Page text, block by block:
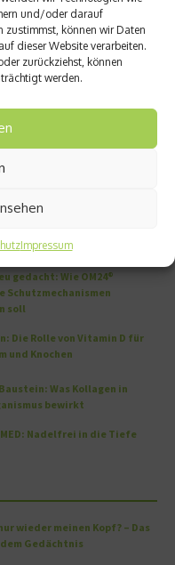
und/oder darauf
zustimmst, können wir Daten
dieser Website verarbeiten.
zurückziehst, können
werden.
Impressum
Erkältung in die Arbeit?
gedacht: Wie OM24®
Schutzmechanismen
soll
Die Rolle von Vitamin D für
und Knochen
Was Kollagen in
bewirkt
MED: Nadelfrei in die Tiefe
wieder meinen Kopf? – Das
Gedächtnis